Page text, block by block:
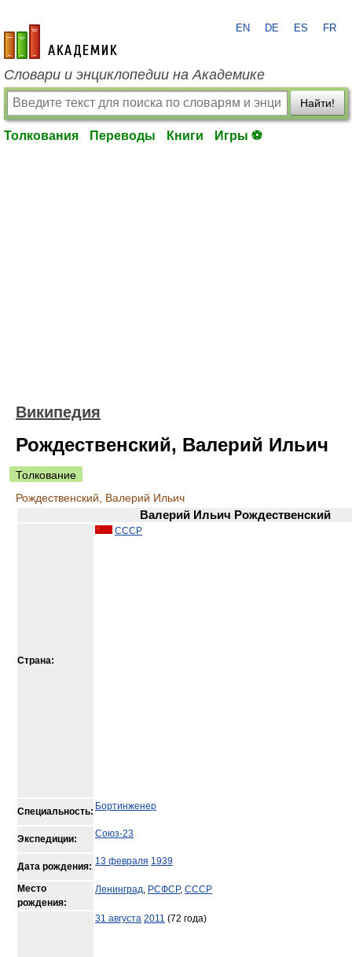
academic.ru
EN DE ES FR
Словари и энциклопедии на Академике
Найти!
Толкования Переводы Книги Игры ⚽
Википедия
Рождественский, Валерий Ильич
Толкование
Рождественский, Валерий Ильич
Валерий Ильич Рождественский
Страна:
СССР
Специальность: Бортинженер
Экспедиции: Союз-23
Дата рождения: 13 февраля 1939
Место
рождения:
Ленинград, РСФСР, СССР
31 августа 2011 (72 года)